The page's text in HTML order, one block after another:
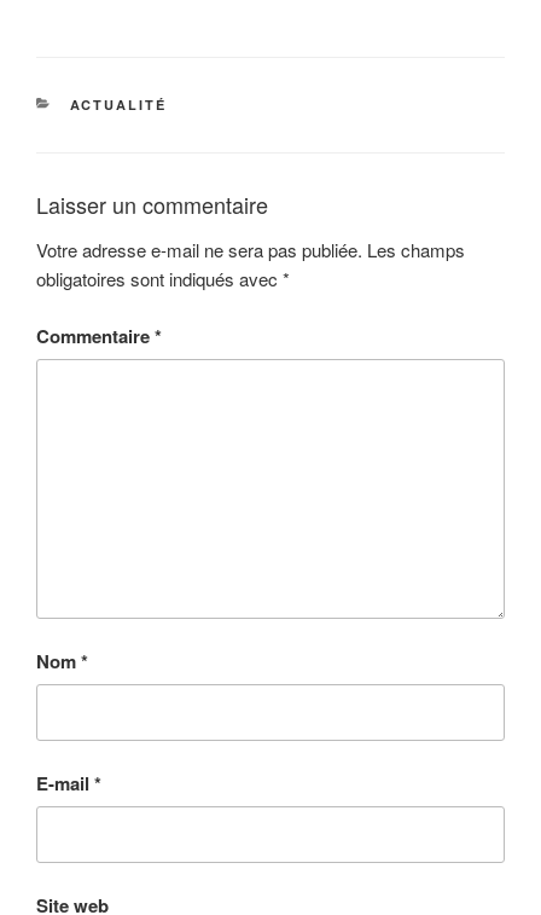
CATÉGORIES
ACTUALITÉ
Laisser un commentaire
Votre adresse e-mail ne sera pas publiée. Les champs
obligatoires sont indiqués avec *
Commentaire*
Nom*
E-mail *
Site web